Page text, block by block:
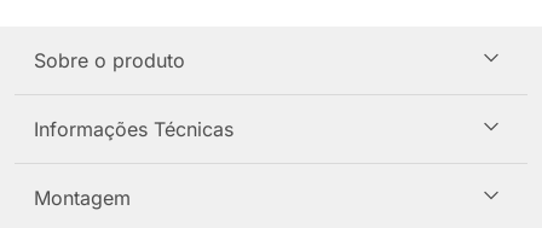
Sobre o produto
Informações Técnicas
Montagem